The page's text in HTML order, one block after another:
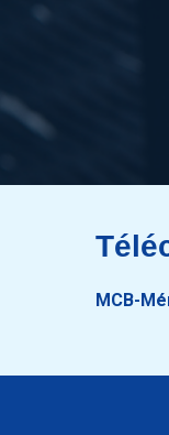
2810-
2810-
MCB-